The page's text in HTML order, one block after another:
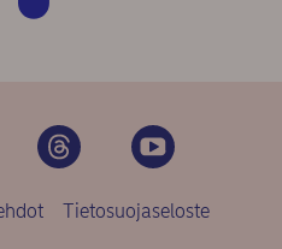
Tietosuojaseloste